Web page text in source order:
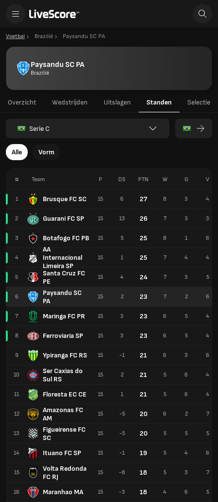
Voetbal Brazilië Paysandu SC PA
Paysandu SC PA
Brazilië
Overzicht Wedstrijden Uitslagen Standen Selectie
Serie C
Alle Vorm
# Team
1 Brusque FC SC
2 Guarani FC SP
3 Botafogo FC PB
4
AA
Internacional
Limeira SP
5
Santa Cruz FC
PE
6
Paysandu SC
PA
7 Maringa FC PR
8 Ferroviaria SP
9 Ypiranga FC RS
10
Ser Caxias do
Sul RS
11 Floresta EC CE
12
Amazonas FC
AM
13
Figueirense FC
SC
14 Ituano FC SP
15
Volta Redonda
FC RJ
16 Maranhao MA
P DS PTN W G V
15 6 27 8 3 4
15 13 26 7 5 3
15 5 25 8 1 6
15 1 25 7 4 4
15 4 24 7 3 5
15 2 23 7 2 6
15 3 23 6 5 4
15 3 23 6 5 4
15 -1 21 6 3 6
15 2 21 5 6 4
15 1 21 5 6 4
15 -5 20 6 2 7
15 -5 20 5 5 5
15 -1 19 5 4 6
15 -8 18 5 3 7
15 -3 18 4 6 5